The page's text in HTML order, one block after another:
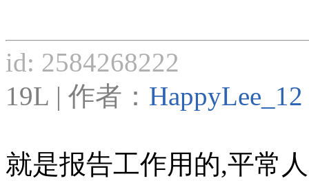
id: 2584268222
19L | 作者： HappyLee_12
就是报告工作用的,平常